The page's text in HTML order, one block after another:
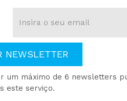
NEWSLETTER
máximo de 6 newsletters
este serviço.